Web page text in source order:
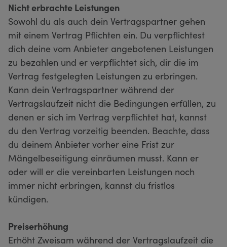
Nicht erbrachte Leistungen
Sowohl du als auch dein Vertragspartner gehen
mit einem Vertrag Pflichten ein. Du verpflichtest
dich deine vom Anbieter angebotenen Leistungen
zu bezahlen und er verpflichtet sich, dir die im
Vertrag festgelegten Leistungen zu erbringen.
Kann dein Vertragspartner während der
Vertragslaufzeit nicht die Bedingungen erfüllen, zu
denen er sich im Vertrag verpflichtet hat, kannst
du den Vertrag vorzeitig beenden. Beachte, dass
du deinem Anbieter vorher eine Frist zur
Mängelbeseitigung einräumen musst. Kann er
oder will er die vereinbarten Leistungen noch
immer nicht erbringen, kannst du fristlos
kündigen.
Preiserhöhung
Erhöht Zweisam während der Vertragslaufzeit die